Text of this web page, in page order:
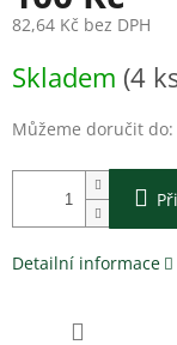
82,64 Kč bez DPH
cena:
Skladem (4
Můžeme doručit do:
Detailní informace